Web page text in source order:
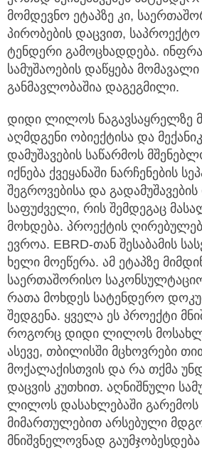
მომდევნო ეტაპზე კი,
პირობების დაცვით,
ტენდერი გამოცხადდება.
სამუშაოების დაწყება
განმავლობაშია დაგეგმილი.
დიდი ლილოს ნაგავსაყრელზე
აღმდგენი ობიექტისა და
დამუშავების საწარმოს
იქნება ქვეყანაში ნარჩენების
შეგროვებისა და გადამუშავების
საფუძველი, რის შემდეგაც
მოხდება. პროექტის
ევროა. EBRD-თან შესაბამის
ხელი მოეწერა. ამ ეტაპზე
საერთაშორისო
რათა მოხდეს სატენდერო
შედგენა. ყველა ეს პროექტი
როგორც დიდი ლილოს
ასევე, თბილისში მცხოვრები
მოქალაქისთვის და რა თქმა
დაცვის კუთხით. აღნიშნული
ლილოს დასახლებაში გარემოს
მიმართულებით არსებული
მნიშვნელოვნად